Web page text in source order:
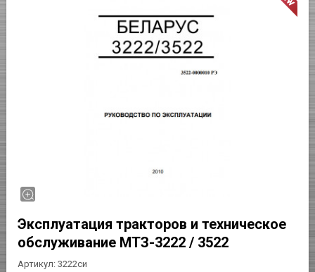
Эксплуатация тракторов и техническое
обслуживание МТЗ-3222 / 3522
Артикул:3222си